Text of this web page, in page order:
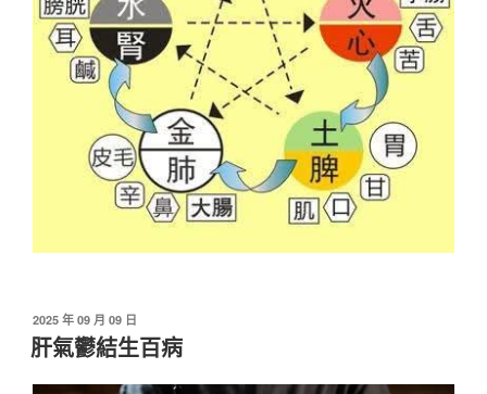
發
佈
於
2025 年 09 月 09 日
肝氣鬱結生百病